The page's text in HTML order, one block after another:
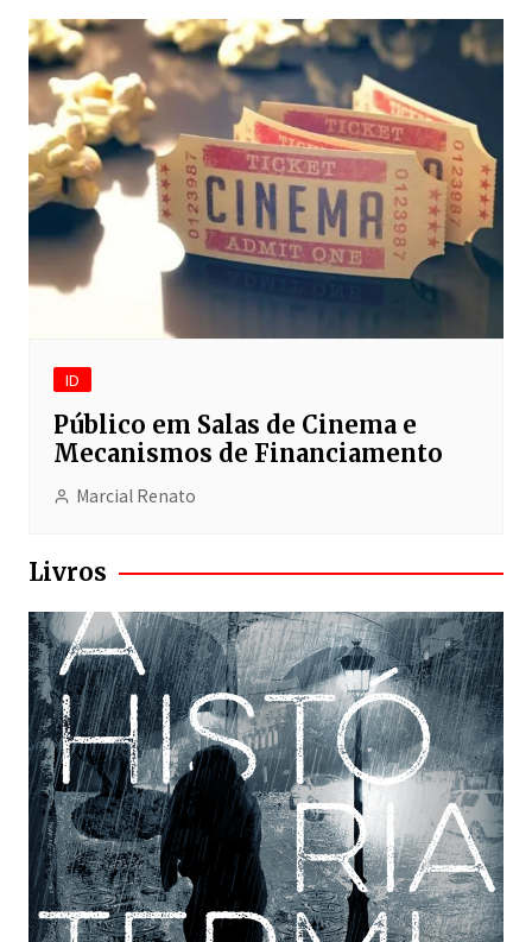
ID
Público em Salas de Cinema e
Mecanismos de Financiamento
Marcial Renato
Livros